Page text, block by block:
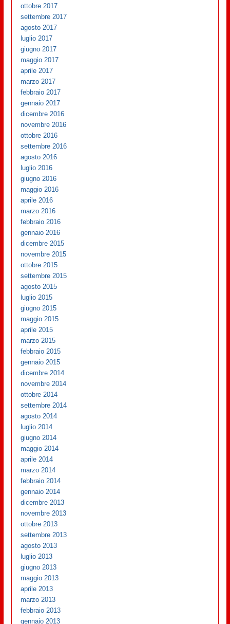
ottobre 2017
settembre 2017
agosto 2017
luglio 2017
giugno 2017
maggio 2017
aprile 2017
marzo 2017
febbraio 2017
gennaio 2017
dicembre 2016
novembre 2016
ottobre 2016
settembre 2016
agosto 2016
luglio 2016
giugno 2016
maggio 2016
aprile 2016
marzo 2016
febbraio 2016
gennaio 2016
dicembre 2015
novembre 2015
ottobre 2015
settembre 2015
agosto 2015
luglio 2015
giugno 2015
maggio 2015
aprile 2015
marzo 2015
febbraio 2015
gennaio 2015
dicembre 2014
novembre 2014
ottobre 2014
settembre 2014
agosto 2014
luglio 2014
giugno 2014
maggio 2014
aprile 2014
marzo 2014
febbraio 2014
gennaio 2014
dicembre 2013
novembre 2013
ottobre 2013
settembre 2013
agosto 2013
luglio 2013
giugno 2013
maggio 2013
aprile 2013
marzo 2013
febbraio 2013
gennaio 2013